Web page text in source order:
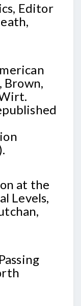
Editor
Brown,
at the
Levels,